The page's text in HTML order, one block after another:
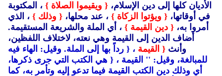
الأديان كلها إلى دين الإسلام، { ويقيموا الصلاة } ، المكتوبة
في أوقاتها، { ويؤتوا الزكاة } ، عند محلها، { وذلك } ، الذي
أمروا به، { دين القيمة } ، أي الملة والشريعة المستقيمة.
أضاف الدين إلى القيمة وهي نعته، لاختلاف اللفظين،
وأنث { القيمة ، { رداً بها إلى الملة. وقيل: الهاء فيه
للمبالغة، وقيل: '' القيمة ، { هي الكتب التي جرى ذكرها،
أي وذلك دين الكتب القيمة فيما تدعو إليه وتأمر به، كما